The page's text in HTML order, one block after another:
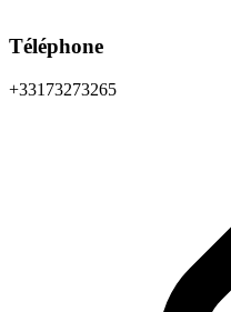
Téléphone
+33173273265